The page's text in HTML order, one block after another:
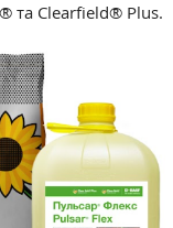
та Clearfield® Plus.